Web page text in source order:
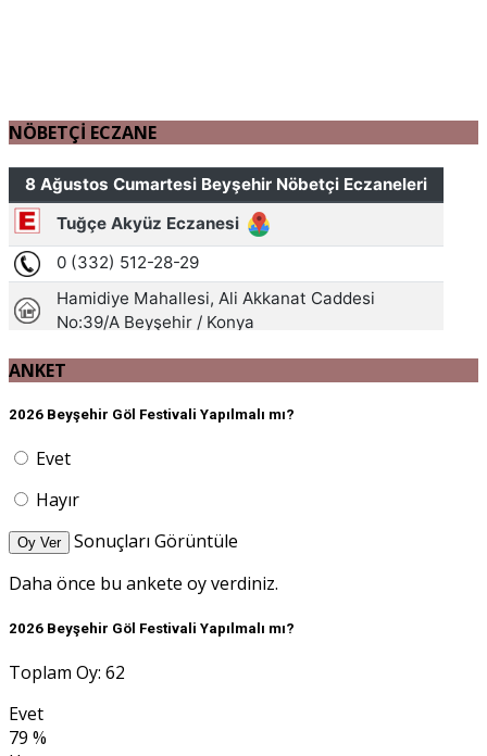
NÖBETÇİ ECZANE
ANKET
2026 Beyşehir Göl Festivali Yapılmalı mı?
Evet
Hayır
Oy Ver
Sonuçları Görüntüle
Daha önce bu ankete oy verdiniz.
2026 Beyşehir Göl Festivali Yapılmalı mı?
Toplam Oy: 62
Evet
79 %